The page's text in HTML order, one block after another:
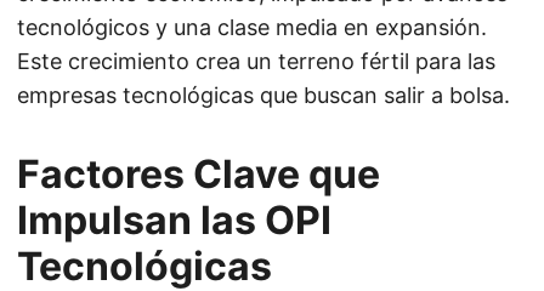
tecnológicos y una clase media en expansión.
Este crecimiento crea un terreno fértil para las
empresas tecnológicas que buscan salir a bolsa.
Factores Clave que
Impulsan las OPI
Tecnológicas